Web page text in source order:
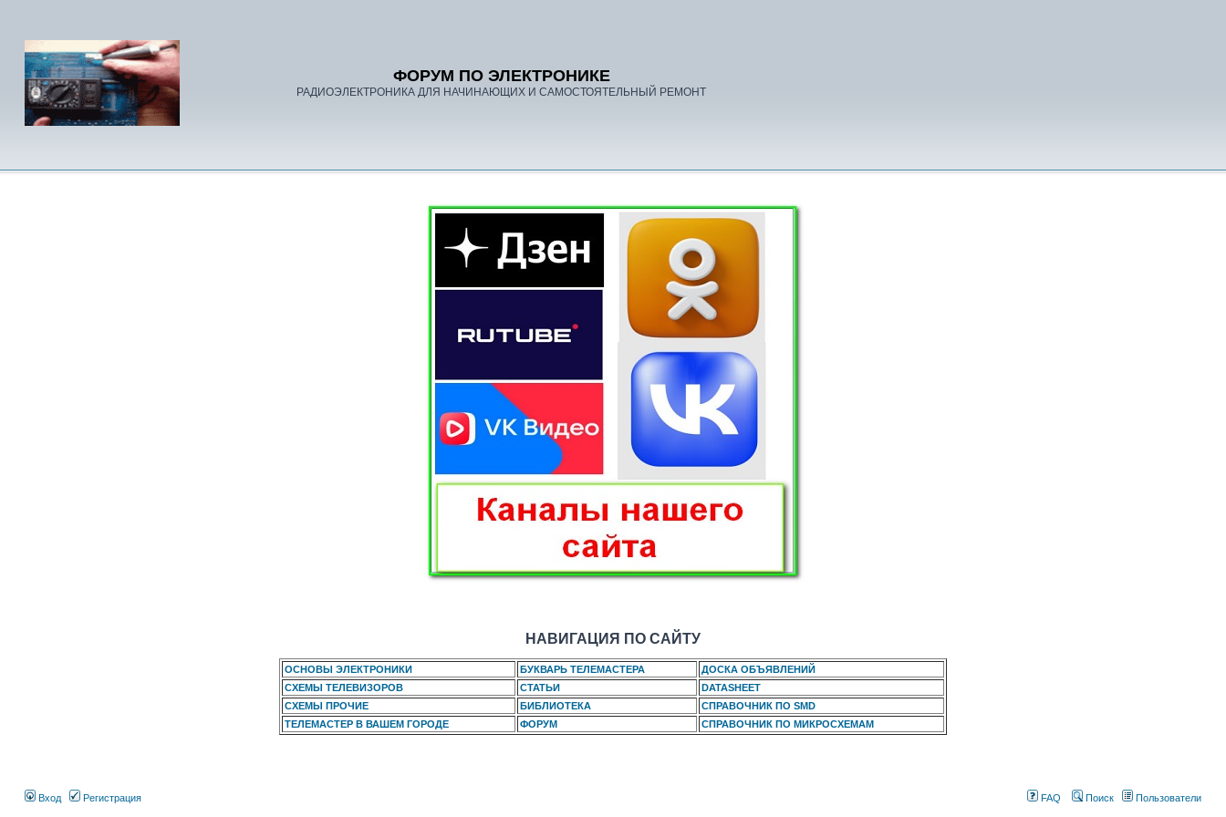
ФОРУМ ПО ЭЛЕКТРОНИКЕ
РАДИОЭЛЕКТРОНИКА ДЛЯ НАЧИНАЮЩИХ И САМОСТОЯТЕЛЬНЫЙ РЕМОНТ
НАВИГАЦИЯ ПО САЙТУ
ОСНОВЫ ЭЛЕКТРОНИКИ БУКВАРЬ ТЕЛЕМАСТЕРА
ДОСКА ОБЪЯВЛЕНИЙ
СХЕМЫ ТЕЛЕВИЗОРОВ
СТАТЬИ
DATASHEET
СХЕМЫ ПРОЧИЕ
БИБЛИОТЕКА
СПРАВОЧНИК ПО SMD
ТЕЛЕМАСТЕР В ВАШЕМ ГОРОДЕ
ФОРУМ СПРАВОЧНИК ПО МИКРОСХЕМАМ
Вход Регистрация FAQ Поиск Пользователи